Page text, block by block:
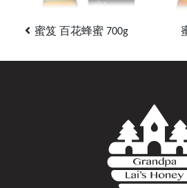
蜜笈 百花蜂蜜 700g